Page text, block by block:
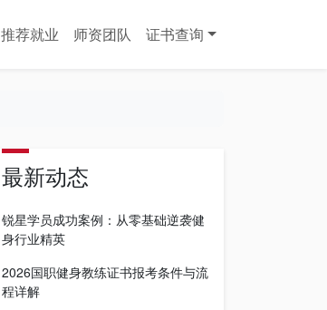
推荐就业 师资团队 证书查询
最新动态
锐星学员成功案例：从零基础逆袭健
身行业精英
2026国职健身教练证书报考条件与流
程详解